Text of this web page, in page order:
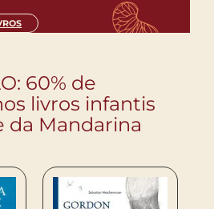
60% de
livros infantis
da Mandarina